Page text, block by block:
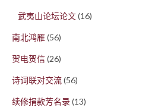
武夷山论坛论文(16)
南北鸿雁(56)
贺电贺信(26)
诗词联对交流(56)
续修捐款芳名录(13)